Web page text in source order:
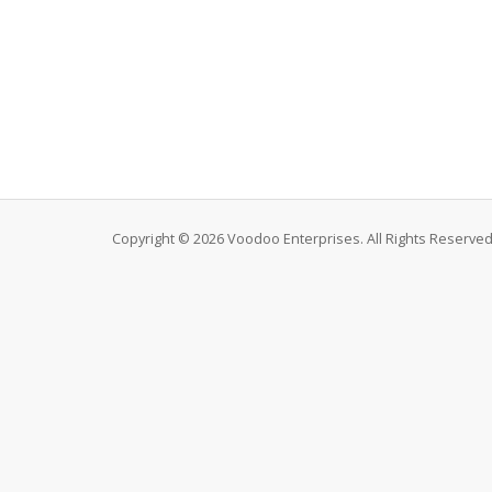
Copyright © 2026 Voodoo Enterprises. All Rights